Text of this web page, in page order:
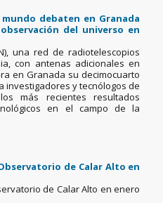
debaten en Granada
del universo en
una red de radiotelescopios
con antenas adicionales en
en Granada su decimocuarto
investigadores y tecnólogos de
más recientes resultados
en el campo de la
de Calar Alto en
de Calar Alto en enero